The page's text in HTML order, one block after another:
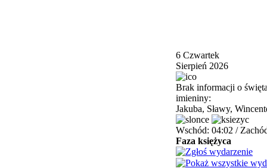
6 Czwartek
Sierpień 2026
Brak informacji o
imieniny:
Jakuba, Sławy,
Wschód: 04:02 /
Faza księżyca